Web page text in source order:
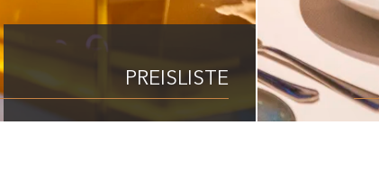
PREISLISTE